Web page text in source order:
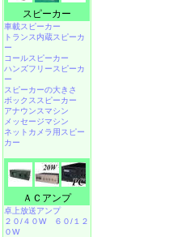
スピーカー
車載スピーカー
トランス内蔵スピーカ
ー
コールスピーカー
ハンズフリースピーカ
ー
スピーカーの大きさ
ボックススピーカー
アナウンスマシン
メッセージマシン
ネットカメラ用スピー
カー
ＡＣアンプ
卓上放送アンプ
２０/４０W
６０/１２
０W